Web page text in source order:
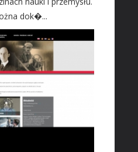
dok�...